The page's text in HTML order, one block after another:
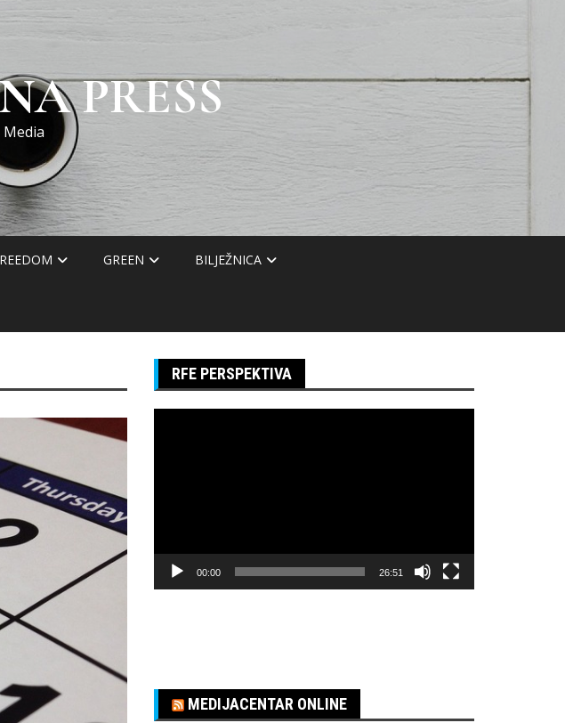
PRESS
Media
GREEN BILJEŽNICA
RFE PERSPEKTIVA
00:00 26:51
MEDIJACENTAR ONLINE